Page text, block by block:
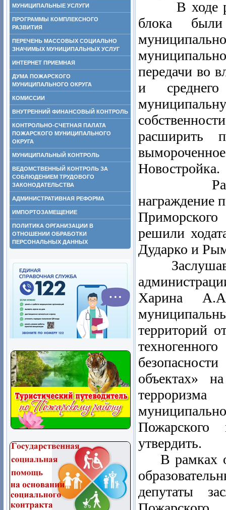
МУНИЦИПАЛЬНЫЕ УСЛУГИ
ПРОГРАММЫ КОМПЛЕКСНОГО
РАЗВИТИЯ
ПЕРЕЧЕНЬ МАССОВЫХ СОЦИАЛЬНО
ЗНАЧИМЫХ МУНИЦИПАЛЬНЫХ УСЛУГ
ИНТЕРНЕТ ПРИЕМНАЯ
ДУМА ПОЖАРСКОГО
МУНИЦИПАЛЬНОГО ОКРУГА
КОМИССИИ
ВНУТРЕННИЙ ФИНАНСОВЫЙ КОНТРОЛЬ
КОНТРОЛЬНО-СЧЕТНАЯ ПАЛАТА
ПОЖАРСКОГО МУНИЦИПАЛЬНОГО
ОКРУГА
МУНИЦИПАЛЬНЫЙ КОНТРОЛЬ
ВЕДОМСТВЕННЫЙ КОНТРОЛЬ ЗА
СОБЛЮДЕНИЕМ ТРУДОВОГО
ЗАКОНОДАТЕЛЬСТВА
АДМИНИСТРАТИВНАЯ РЕФОРМА
ИМПОРТОЗАМЕЩЕНИЕ
ПОЛИТИКА ОРГАНИЗАЦИИ В
ОТНОШЕНИИ ОБРАБОТКИ
ПЕРСОНАЛЬНЫХ ДАННЫХ
В ходе
блока
передачи во
и среднего
расширить
Новостройка.
награждение
решили
Дударко и
Заслушав
Харина
территорий
объектах»
утвердить.
В рамках
депутаты